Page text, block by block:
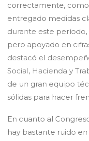
correctamente,
entregado medidas
durante este
pero apoyado en
destacó el
Social, Hacienda y
de un gran equipo
sólidas para hacer
En cuanto al
hay bastante ruido